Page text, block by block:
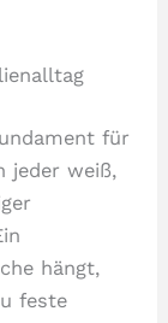
für
jeder weiß,
hängt,
feste